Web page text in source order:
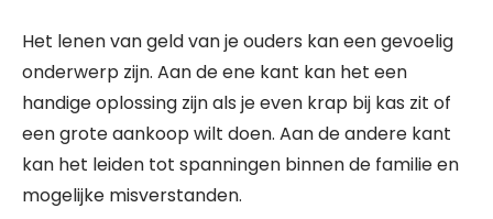
Het lenen van geld van je ouders kan een gevoelig
onderwerp zijn. Aan de ene kant kan het een
handige oplossing zijn als je even krap bij kas zit of
een grote aankoop wilt doen. Aan de andere kant
kan het leiden tot spanningen binnen de familie en
mogelijke misverstanden.